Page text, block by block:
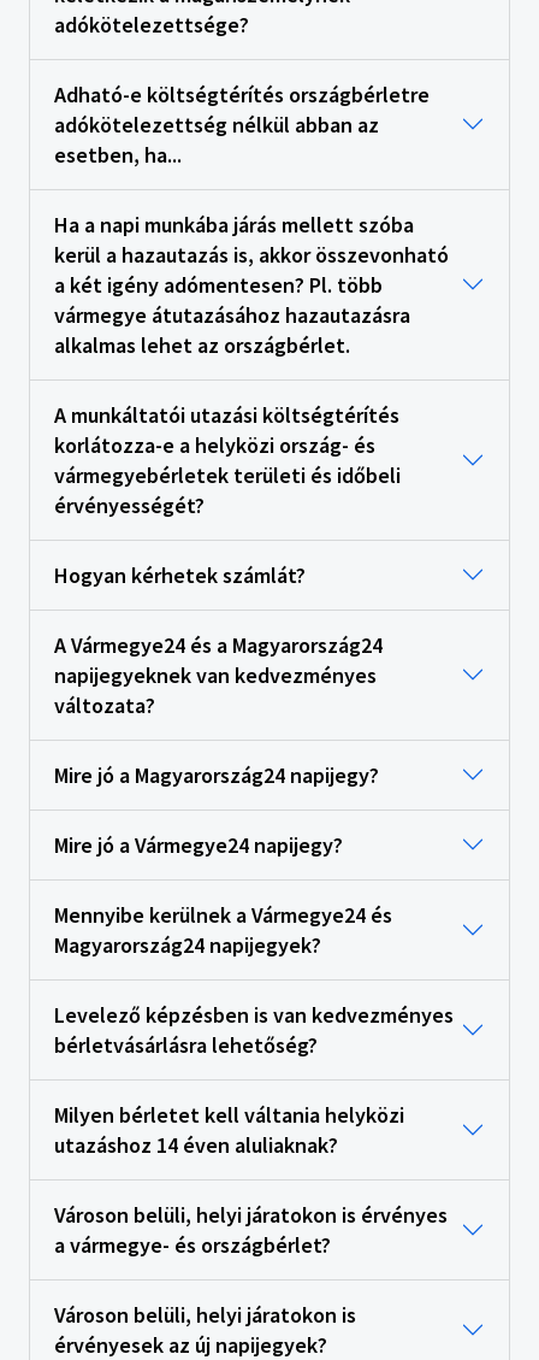
adókötelezettsége?
Adható-e költségtérítés országbérletre
adókötelezettség nélkül abban az
esetben, ha...
Ha a napi munkába járás mellett szóba
kerül a hazautazás is, akkor összevonható
a két igény adómentesen? Pl. több
vármegye átutazásához hazautazásra
alkalmas lehet az országbérlet.
A munkáltatói utazási költségtérítés
korlátozza-e a helyközi ország- és
vármegyebérletek területi és időbeli
érvényességét?
Hogyan kérhetek számlát?
A Vármegye24 és a Magyarország24
napijegyeknek van kedvezményes
változata?
Mire jó a Magyarország24 napijegy?
Mire jó a Vármegye24 napijegy?
Mennyibe kerülnek a Vármegye24 és
Magyarország24 napijegyek?
Levelező képzésben is van kedvezményes
bérletvásárlásra lehetőség?
Milyen bérletet kell váltania helyközi
utazáshoz 14 éven aluliaknak?
Városon belüli, helyi járatokon is érvényes
a vármegye- és országbérlet?
Városon belüli, helyi járatokon is
érvényesek az új napijegyek?